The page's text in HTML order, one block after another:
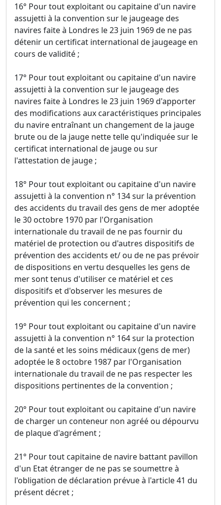
16° Pour tout exploitant ou capitaine d'un navire
assujetti à la convention sur le jaugeage des
navires faite à Londres le 23 juin 1969 de ne pas
détenir un certificat international de jaugeage en
cours de validité ;
17° Pour tout exploitant ou capitaine d'un navire
assujetti à la convention sur le jaugeage des
navires faite à Londres le 23 juin 1969 d'apporter
des modifications aux caractéristiques principales
du navire entraînant un changement de la jauge
brute ou de la jauge nette telle qu'indiquée sur le
certificat international de jauge ou sur
l'attestation de jauge ;
18° Pour tout exploitant ou capitaine d'un navire
assujetti à la convention n° 134 sur la prévention
des accidents du travail des gens de mer adoptée
le 30 octobre 1970 par l'Organisation
internationale du travail de ne pas fournir du
matériel de protection ou d'autres dispositifs de
prévention des accidents et/ ou de ne pas prévoir
de dispositions en vertu desquelles les gens de
mer sont tenus d'utiliser ce matériel et ces
dispositifs et d'observer les mesures de
prévention qui les concernent ;
19° Pour tout exploitant ou capitaine d'un navire
assujetti à la convention n° 164 sur la protection
de la santé et les soins médicaux (gens de mer)
adoptée le 8 octobre 1987 par l'Organisation
internationale du travail de ne pas respecter les
dispositions pertinentes de la convention ;
20° Pour tout exploitant ou capitaine d'un navire
de charger un conteneur non agréé ou dépourvu
de plaque d'agrément ;
21° Pour tout capitaine de navire battant pavillon
d'un Etat étranger de ne pas se soumettre à
l'obligation de déclaration prévue à l'article 41 du
présent décret ;